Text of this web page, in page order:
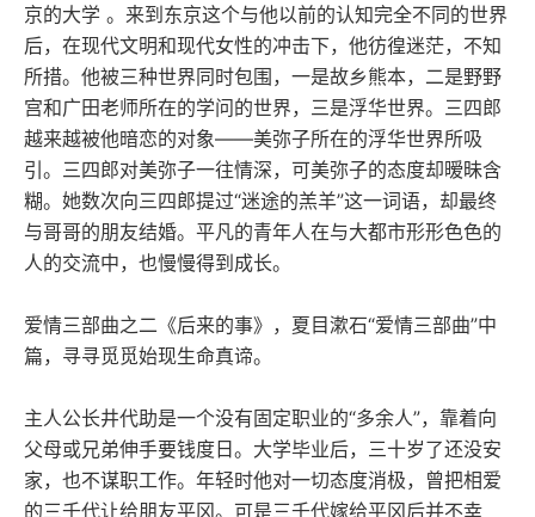
京的大学 。来到东京这个与他以前的认知完全不同的世界
后，在现代文明和现代女性的冲击下，他彷徨迷茫，不知
所措。他被三种世界同时包围，一是故乡熊本，二是野野
宫和广田老师所在的学问的世界，三是浮华世界。三四郎
越来越被他暗恋的对象——美弥子所在的浮华世界所吸
引。三四郎对美弥子一往情深，可美弥子的态度却暧昧含
糊。她数次向三四郎提过“迷途的羔羊”这一词语，却最终
与哥哥的朋友结婚。平凡的青年人在与大都市形形色色的
人的交流中，也慢慢得到成长。
爱情三部曲之二《后来的事》，夏目漱石“爱情三部曲”中
篇，寻寻觅觅始现生命真谛。
主人公长井代助是一个没有固定职业的“多余人”，靠着向
父母或兄弟伸手要钱度日。大学毕业后，三十岁了还没安
家，也不谋职工作。年轻时他对一切态度消极，曾把相爱
的三千代让给朋友平冈。可是三千代嫁给平冈后并不幸